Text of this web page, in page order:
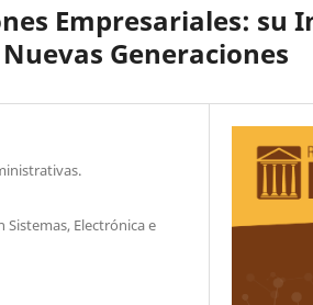
Empresariales: su
Generaciones
Electrónica e